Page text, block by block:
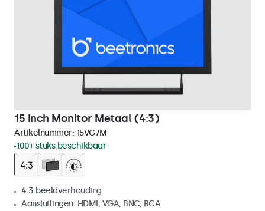
15 Inch Monitor Metaal (4:3)
Artikelnummer: 15VG7M
100+ stuks beschikbaar
4:3 beeldverhouding
Aansluitingen: HDMI, VGA, BNC, RCA